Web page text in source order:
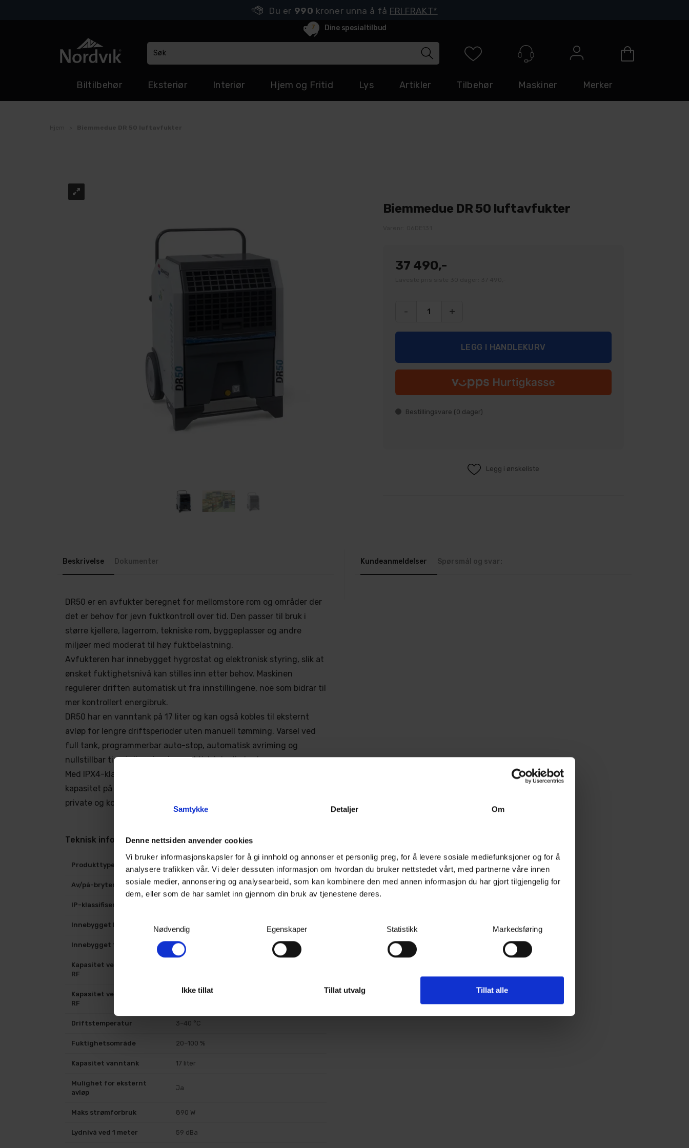
Samtykke Detaljer Om
Denne nettsiden anvender cookies
Vi bruker informasjonskapsler for å gi innhold og annonser et personlig preg, for å levere sosiale mediefunksjoner og for å
analysere trafikken vår. Vi deler dessuten informasjon om hvordan du bruker nettstedet vårt, med partnerne våre innen
sosiale medier, annonsering og analysearbeid, som kan kombinere den med annen informasjon du har gjort tilgjengelig for
dem, eller som de har samlet inn gjennom din bruk av tjenestene deres.
Nødvendig
Egenskaper Statistikk Markedsføring
Ikke tillat Tillat utvalg Tillat alle
7 Dine spesialtilbud
Biltilbehør Eksteriør Interiør Hjem og Fritid Lys Artikler Tilbehør Maskiner Merker
Du er 990 kroner unna å få FRI FRAKT*
Biemmedue DR 50 luftavfukter
37 490,-
- +
Bestillingsvare (0 dager)
Legg i ønskeliste
Beskrivelse Dokumenter
DR50 er en avfukter beregnet for mellomstore rom og områder der
det er behov for jevn fuktkontroll over tid. Den passer til bruk i
større kjellere, lagerrom, tekniske rom, byggeplasser og andre
miljøer med moderat til høy fuktbelastning.
Avfukteren har innebygget hygrostat og elektronisk styring, slik at
ønsket fuktighetsnivå kan stilles inn etter behov. Maskinen
regulerer driften automatisk ut fra innstillingene, noe som bidrar til
mer kontrollert energibruk.
DR50 har en vanntank på 17 liter og kan også kobles til eksternt
avløp for lengre driftsperioder uten manuell tømming. Varsel ved
full tank, programmerbar auto-stop, automatisk avriming og
nullstillbar timeteller gjør den praktisk i daglig bruk.
Med IPX4-klassifisering, driftstemperatur fra 3 til 40 °C og
kapasitet på opptil 45,08 liter per døgn, er DR50 egnet for både
private og kommersielle bruksområder.
Teknisk informasjon
Produkttype Avfukter
Av/på-bryter Ja
IP-klassifisering
Innebygget hygrostat Ja
Innebygget termostat Ja
Kapasitet ved 15 °C / 70 %
RF
Kapasitet ved 30 °C / 80 %
RF
Driftstemperatur 3–40 °C
Fuktighetsområde 20–100 %
Kapasitet vanntank 17 liter
Mulighet for eksternt
avløp
Ja
Maks strømforbruk 890 W
Lydnivå ved 1 meter 59 dBa
Kundeanmeldelser Spørsmål og svar: